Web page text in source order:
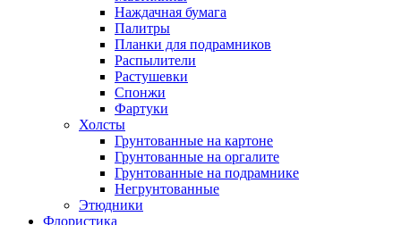
Наждачная бумага
Палитры
Планки для подрамников
Распылители
Растушевки
Спонжи
Фартуки
Холсты
Грунтованные на картоне
Грунтованные на оргалите
Грунтованные на подрамнике
Негрунтованные
Этюдники
Флористика